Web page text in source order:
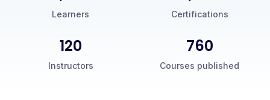
Learners Certifications
120
Instructors
760
Courses published